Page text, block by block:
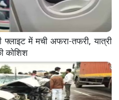
में मची अफरा-तफरी, यात्री
कोशिश